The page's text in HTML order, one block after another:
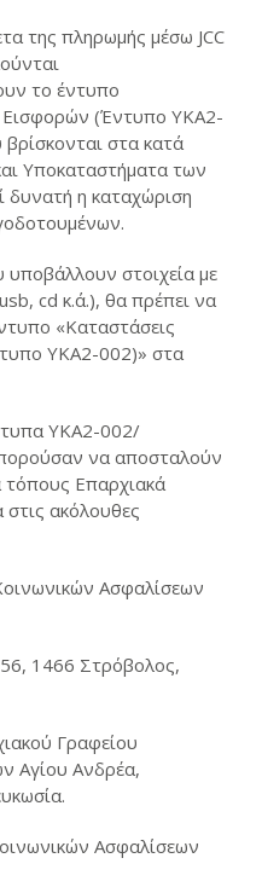
της πληρωμής μέσω JCC
τo έντυπο
Εισφορών (Έντυπο ΥΚΑ2-
βρίσκονται στα κατά
Υποκαταστήματα των
δυνατή η καταχώριση
υποβάλλουν στοιχεία με
cd κ.ά.), θα πρέπει να
«Καταστάσεις
ΥΚΑ2-002)» στα
ΥΚΑ2-002/
να αποσταλούν
τόπους Επαρχιακά
ακόλουθες
Ασφαλίσεων
1466 Στρόβολος,
Γραφείου
Αγίου Ανδρέα,
Ασφαλίσεων